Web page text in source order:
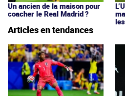
Un ancien de la maison pour
coacher le Real Madrid ?
Articles en tendances